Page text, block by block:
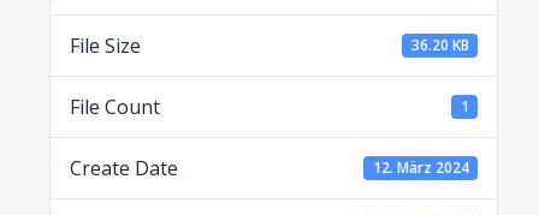
File Size 36.20 KB
File Count 1
Create Date 12. März 2024